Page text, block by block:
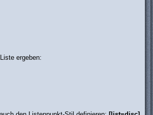
ergeben: